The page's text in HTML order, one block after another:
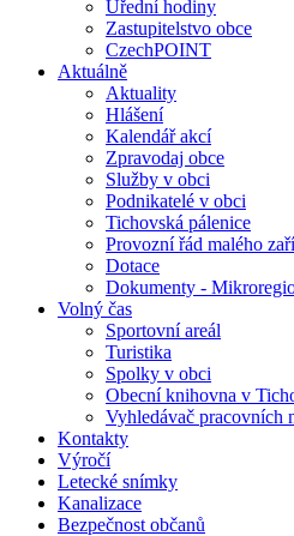
Úřední hodiny
Zastupitelstvo obce
CzechPOINT
Aktuálně
Aktuality
Hlášení
Kalendář akcí
Zpravodaj obce
Služby v obci
Podnikatelé v obci
Tichovská pálenice
Provozní řád malého
Dotace
Dokumenty -
Volný čas
Sportovní areál
Turistika
Spolky v obci
Obecní knihovna v
Vyhledávač pracovních
Kontakty
Výročí
Letecké snímky
Kanalizace
Bezpečnost občanů